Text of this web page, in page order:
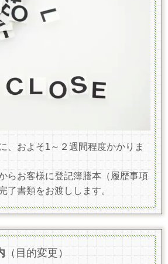
、およそ1～２週間程度かかりま
らお客様に登記簿謄本（履歴事項
了書類をお渡しします。
（目的変更）